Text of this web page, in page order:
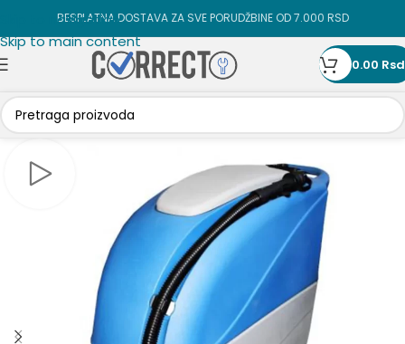
Skip to navigation
Skip to main content
BESPLATNA DOSTAVA ZA SVE PORUDŽBINE OD 7.000 RSD
0.00 Rsd